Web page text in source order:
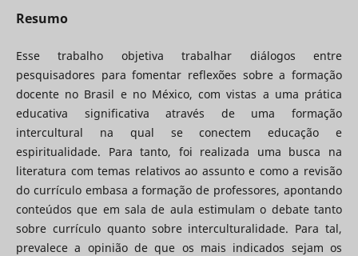
Resumo
Esse trabalho objetiva trabalhar diálogos entre
pesquisadores para fomentar reflexões sobre a formação
docente no Brasil e no México, com vistas a uma prática
educativa significativa através de uma formação
intercultural na qual se conectem educação e
espiritualidade. Para tanto, foi realizada uma busca na
literatura com temas relativos ao assunto e como a revisão
do currículo embasa a formação de professores, apontando
conteúdos que em sala de aula estimulam o debate tanto
sobre currículo quanto sobre interculturalidade. Para tal,
prevalece a opinião de que os mais indicados sejam os